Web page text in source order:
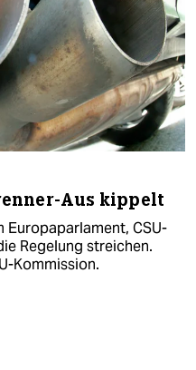
Aus kippelt
Europaparlament, CSU-
Regelung streichen.
Kommission.